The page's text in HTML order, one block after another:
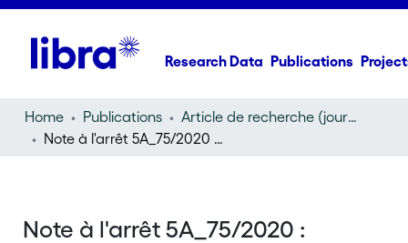
Research Data Publications
Home Publications
Article de recherche (journal article)
Note à l'arrêt 5A_75/2020 : Praxisänderung: Alimentenbevorschussung durch das Gemeinwesen berührt das Klagerecht nicht (mehr)
Note à l'arrêt 5A_75/2020 :